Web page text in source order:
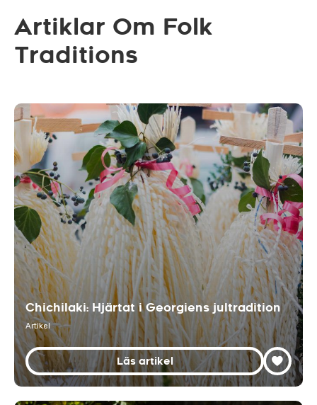
Artiklar Om Folk
Traditions
Chichilaki: Hjärtat i Georgiens jultradition
Artikel
Läs artikel